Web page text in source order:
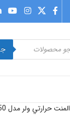
المنت حرارتي ولر مدل WSP150